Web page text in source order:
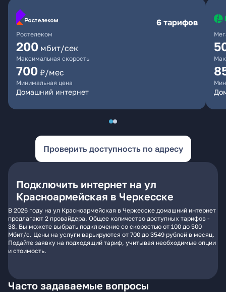
Ростелеком
6 тарифов
200 мбит/сек
Максимальная скорость
700 ₽/мес
Минимальная цена
Домашний интернет
Проверить доступность по адресу
Подключить интернет на ул
Красноармейская в Черкесске
В 2026 году на ул Красноармейская в Черкесске домашний интернет
предлагают 2 провайдера. Общее количество доступных тарифов -
38. Вы можете выбрать подключение со скоростью от 100 до 500
Мбит/с. Цены на услуги варьируются от 700 до 3549 рублей в месяц.
Подайте заявку на подходящий тариф, учитывая необходимые опции
и стоимость.
Часто задаваемые вопросы